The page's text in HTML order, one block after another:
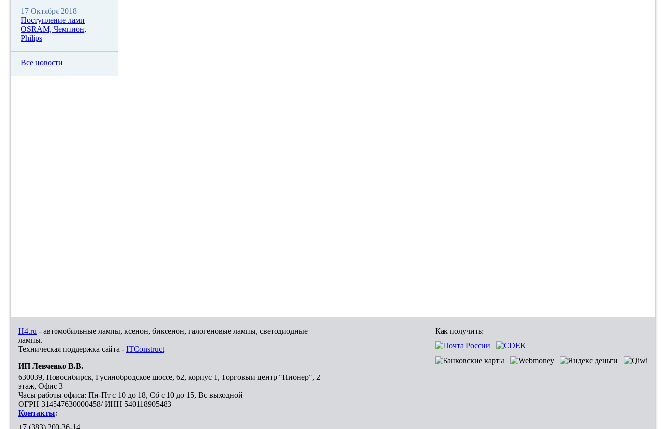
17 Октября 2018
Поступление ламп
OSRAM, Чемпион,
Philips
Все новости
H4.ru - автомобильные лампы, ксенон, биксенон, галогеновые лампы, светодиодные
лампы.
Техническая поддержка сайта - ITConstruct
ИП Левченко В.В.
630039, Новосибирск, Гусинобродское шоссе, 62, корпус 1, Торговый центр "Пионер", 2
этаж, Офис 3
Часы работы офиса: Пн-Пт с 10 до 18, Сб с 10 до 15, Вс выходной
ОГРН 314547630000458/ ИНН 540118905483
Контакты:
+7 (383) 200-36-14
Как получить: